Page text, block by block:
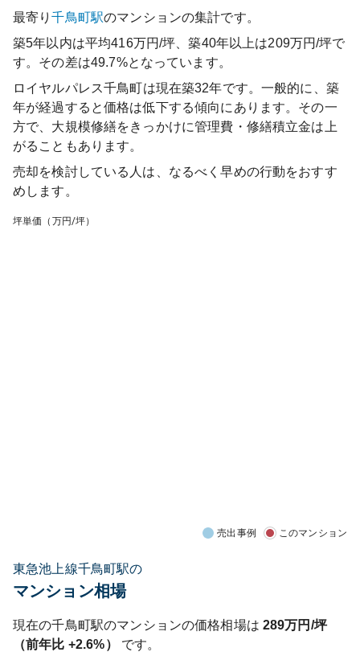
最寄り千鳥町駅のマンションの集計です。
築5年以内は平均416万円/坪、築40年以上は209万円/坪で
す。その差は49.7%となっています。
ロイヤルパレス千鳥町は現在築32年です。一般的に、築
年が経過すると価格は低下する傾向にあります。その一
方で、大規模修繕をきっかけに管理費・修繕積立金は上
がることもあります。
売却を検討している人は、なるべく早めの行動をおすす
めします。
坪単価（万円/坪）
売出事例 このマンション
東急池上線千鳥町駅の
マンション相場
現在の千鳥町駅のマンションの価格相場は 289万円/坪
（前年比 +2.6%）
です。